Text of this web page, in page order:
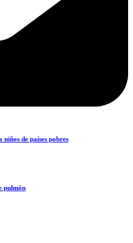
de países pobres
pulmón